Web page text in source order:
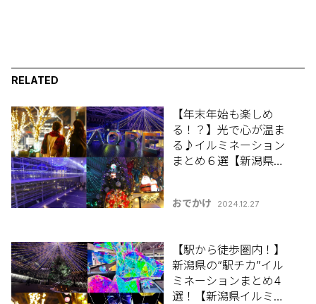
RELATED
【年末年始も楽しめ
る！？】光で心が温ま
る♪イルミネーション
まとめ６選【新潟県イ
おでかけ 2024.12.27
【駅から徒歩圏内！】
新潟県の“駅チカ”イル
ミネーションまとめ4
選！【新潟県イルミネ